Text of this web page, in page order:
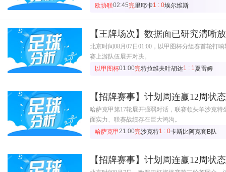
欧协联02:45完里耶卡1 : 0埃尔维斯
【王牌场次】数据面已研究清晰
北京时间08月07日01:00，以甲图杯分组赛首轮打
赛上游队伍展开对决。
以甲图杯01:00完特拉维夫叶胡达1 : 1夏雷姆
【招牌赛事】计划周连赢12周状
哈萨克甲第17轮展开强弱对话，联赛领头羊沙克
面实力、联赛战绩存在巨大鸿沟。
哈萨克甲21:00完沙克特1 : 0卡斯比阿克套B队
【招牌赛事】计划周连赢12周状